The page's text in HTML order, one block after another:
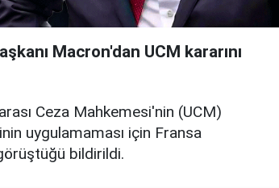
Macron'dan UCM kararını
Ceza Mahkemesi'nin (UCM)
uygulamaması için Fransa
bildirildi.